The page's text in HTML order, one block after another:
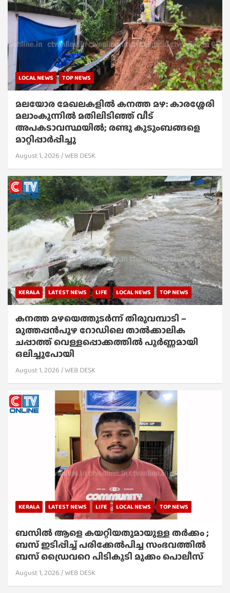
LOCAL NEWS TOP NEWS
മലയോര മേഖലകളിൽ കനത്ത മഴ: കാരശ്ശേരി
മലാംകുന്നിൽ മതിലിടിഞ്ഞ് വീട്
അപകടാവസ്ഥയിൽ; രണ്ടു കുടുംബങ്ങളെ
മാറ്റിപ്പാർപ്പിച്ചു
August 1, 2026 WEB DESK
KERALA LATEST NEWS LIFE LOCAL NEWS TOP NEWS
കനത്ത മഴയെത്തുടർന്ന് തിരുവമ്പാടി –
മുത്തപ്പൻപുഴ റോഡിലെ താൽക്കാലിക
ചപ്പാത്ത് വെള്ളപ്പൊക്കത്തിൽ പൂർണ്ണമായി
ഒലിച്ചുപോയി
August 1, 2026 WEB DESK
KERALA LATEST NEWS LIFE LOCAL NEWS TOP NEWS
ബസിൽ ആളെ കയറ്റിയതുമായുള്ള തർക്കം ;
ബസ് ഇടിപ്പിച്ച് പരിക്കേൽപിച്ച സംഭവത്തിൽ
ബസ് ഡ്രൈവറെ പിടികൂടി മുക്കം പൊലീസ്
August 1, 2026 WEB DESK